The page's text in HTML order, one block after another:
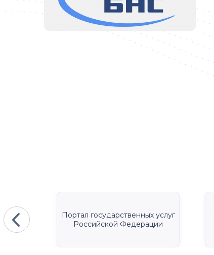
Портал государственных услуг
Российской Федерации